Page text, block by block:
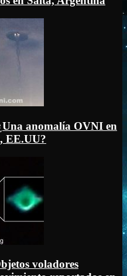
anomalía OVNI en
EE.UU?
voladores